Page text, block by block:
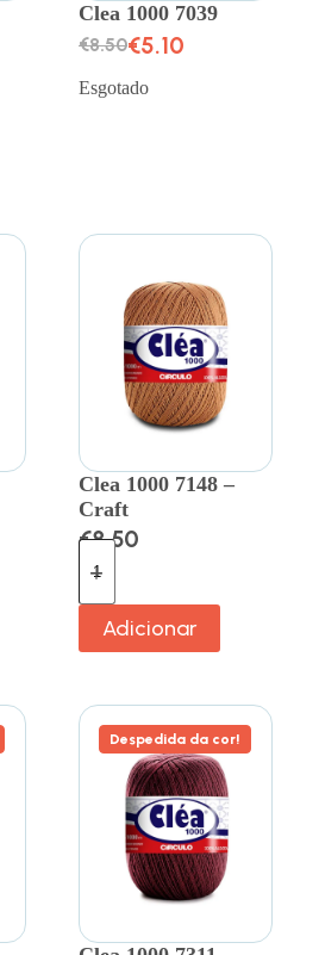
Clea 1000 7039
€8.50€5.10
Esgotado
Clea 1000 7148 –
Craft
€8.50
Adicionar
Despedida da cor!